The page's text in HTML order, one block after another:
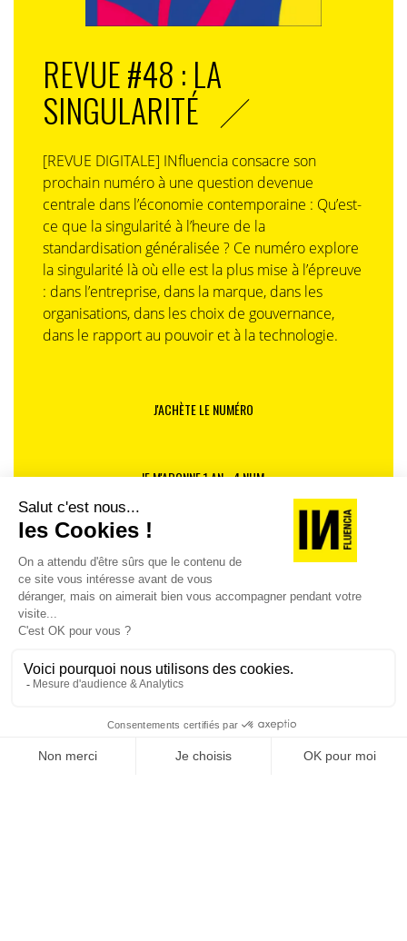
REVUE #48 : LA
SINGULARITÉ
[REVUE DIGITALE] INfluencia consacre son
prochain numéro à une question devenue
centrale dans l’économie contemporaine : Qu’est-
ce que la singularité à l’heure de la
standardisation généralisée ? Ce numéro explore
la singularité là où elle est la plus mise à l’épreuve
: dans l’entreprise, dans la marque, dans les
organisations, dans les choix de gouvernance,
dans le rapport au pouvoir et à la technologie.
J'ACHÈTE LE NUMÉRO
JE M'ABONNE 1 AN - 4 NUM.
JE DÉCOUVRE LES NUMÉROS PRÉCÉDENTS
Je suis déjà abonné(e) :je consulte la revue en